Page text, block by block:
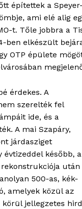
ELŐFIZETÉS
építettek a
ami elé alig
t. Tőle jobbra a
ben elkészült
OTP épülete
érdekes. A
szerelték fel
ide, és a
A mai Szapáry,
járdasziget
évtizeddel később, a
után
500-as, kék-
amelyek közül az
jellegzetes